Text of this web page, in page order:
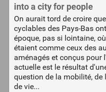
into a city for people
On aurait tord de croire
cyclables des Pays-Bas
époque, pas si lointaine,
étaient comme ceux des
aménagés et conçus pour
actuelle est le résultat
question de la mobilité,
de vie...